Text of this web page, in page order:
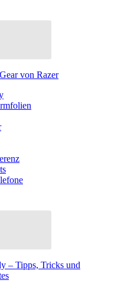
von Razer
– Tipps, Tricks und